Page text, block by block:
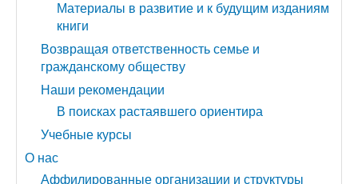
Материалы в развитие и к будущим изданиям
книги
Возвращая ответственность семье и
гражданскому обществу
Наши рекомендации
В поисках растаявшего ориентира
Учебные курсы
О нас
Аффилированные организации и структуры